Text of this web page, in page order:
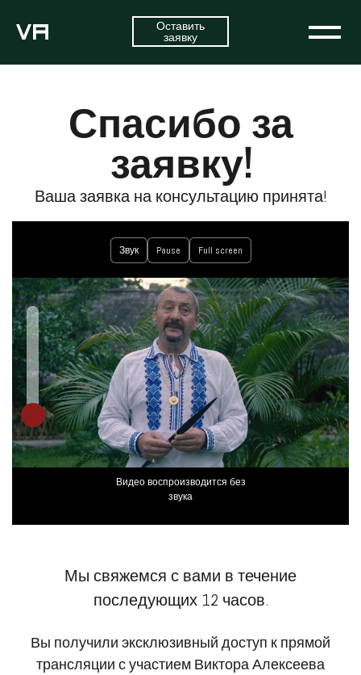
Оставить
заявку
Спасибо за
заявку!
Ваша заявка на консультацию принята!
Звук Pause Full screen
Видео воспроизводится без
звука
Мы свяжемся с вами в течение
последующих 12 часов.
Вы получили эксклюзивный доступ к прямой
трансляции с участием Виктора Алексеева